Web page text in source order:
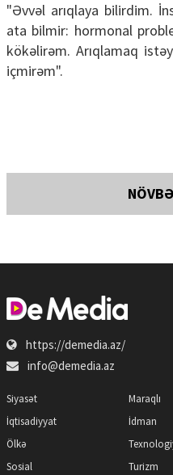
"Əvvəl arıqlaya bilirdim.
ata bilmir: hormonal
kökəlirəm. Arıqlamaq
içmirəm".
https://demedia.az/
info@demedia.az
Siyasət
İqtisadiyyat
Ölkə
Sosial
Maraqlı
İdman
Turizm